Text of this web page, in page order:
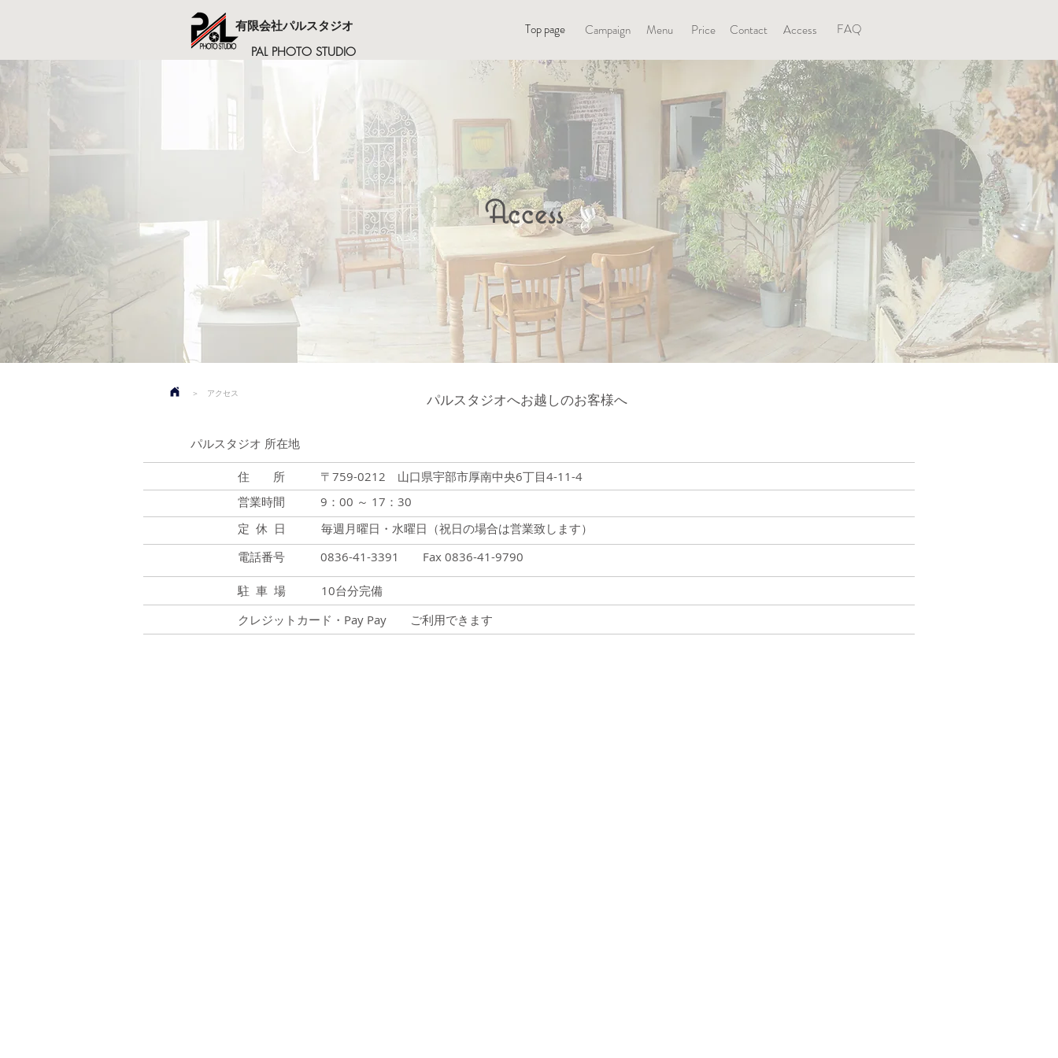
有限会社パルスタジオ
PAL PHOTO STUDIO
Top page Campaign Menu Price Contact Access FAQ
Access
＞ アクセス パルスタジオへお越しのお客様へ
パルスタジオ 所在地
住 所 〒759-0212 山口県宇部市厚南中央6丁目4-11-4
営業時間 9：00 ～ 17：30
定 休 日 毎週月曜日・水曜日（祝日の場合は営業致します）
電話番号 0836-41-3391 Fax 0836-41-9790
駐 車 場 10台分完備
クレジットカード・Pay Pay ご利用できます